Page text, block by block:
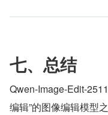
七、总结
Qwen-Image-Edit-
编辑”的图像编辑模型之